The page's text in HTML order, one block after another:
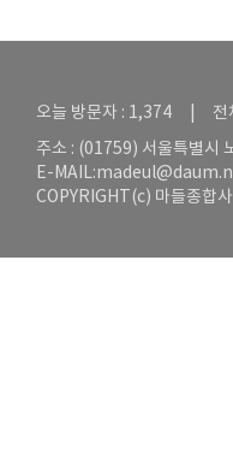
오늘 방문자 : 1,374 | 전
주소 : (01759) 서울특별시
E-MAIL:
COPYRIGHT(c) 마들종합